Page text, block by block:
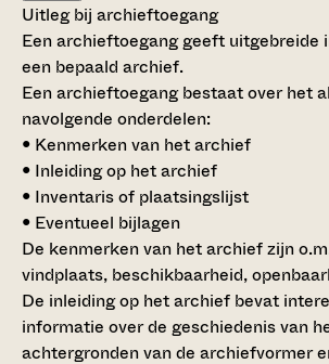
Uitleg bij archieftoegang
Een archieftoegang geeft uitgebreide
een bepaald archief.
Een archieftoegang bestaat over het
navolgende onderdelen:
• Kenmerken van het archief
• Inleiding op het archief
• Inventaris of plaatsingslijst
• Eventueel bijlagen
De kenmerken van het archief zijn
vindplaats, beschikbaarheid,
De inleiding op het archief bevat
informatie over de geschiedenis van
achtergronden van de archiefvormer